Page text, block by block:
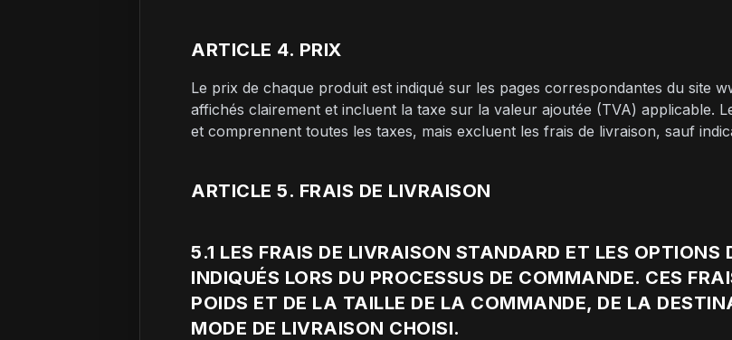
ARTICLE 4. PRIX
Le prix de chaque produit est indiqué sur les pages correspondantes du site
affichés clairement et incluent la taxe sur la valeur ajoutée (TVA) applicable.
et comprennent toutes les taxes, mais excluent les frais de livraison, sauf
ARTICLE 5. FRAIS DE LIVRAISON
5.1 LES FRAIS DE LIVRAISON STANDARD ET LES OPTIONS
INDIQUÉS LORS DU PROCESSUS DE COMMANDE. CES
POIDS ET DE LA TAILLE DE LA COMMANDE, DE LA
MODE DE LIVRAISON CHOISI.